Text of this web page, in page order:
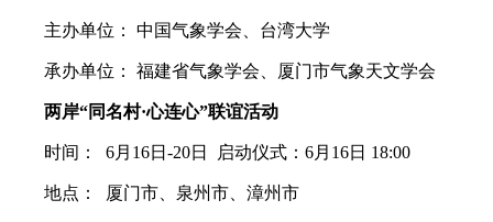
主办单位： 中国气象学会、台湾大学
承办单位： 福建省气象学会、厦门市气象天文学会
两岸“同名村·心连心”联谊活动
时间： 6月16日-20日 启动仪式：6月16日 18:00
地点： 厦门市、泉州市、漳州市